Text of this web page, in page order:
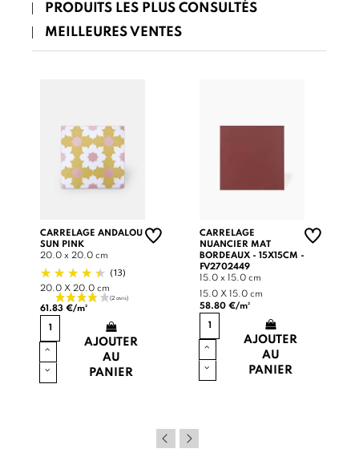
PRODUITS LES PLUS CONSULTÉS
MEILLEURES VENTES
CARRELAGE ANDALOU
SUN PINK
20.0 x 20.0 cm
(13)
20.0 X 20.0 cm
61.83 €/m²
AJOUTER
AU
PANIER
CARRELAGE
NUANCIER MAT
BORDEAUX - 15X15CM -
FV2702449
15.0 x 15.0 cm
15.0 X 15.0 cm
58.80 €/m²
AJOUTER
AU
PANIER